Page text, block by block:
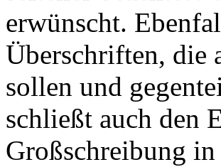
erwünscht.
Überschriften, die
sollen und
schließt auch den
Großschreibung